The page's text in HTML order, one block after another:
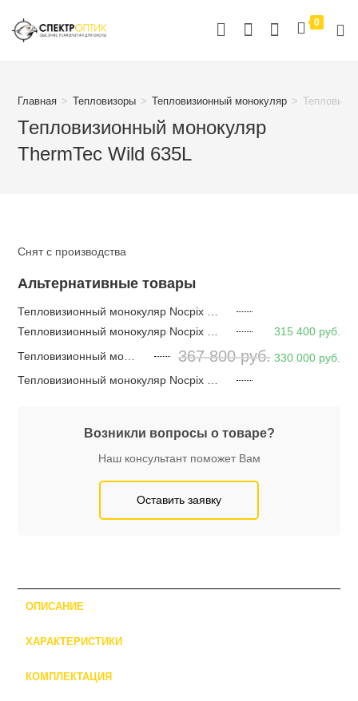
0
Главная > Тепловизоры > Тепловизионный монокуляр >
Тепловизионный монокуляр
ThermTec Wild 635L
Снят с производства
Альтернативные товары
315 400 руб.
367 800руб. 330 000 руб.
Возникли вопросы о товаре?
Наш консультант поможет Вам
Оставить заявку
ОПИСАНИЕ
ХАРАКТЕРИСТИКИ
КОМПЛЕКТАЦИЯ